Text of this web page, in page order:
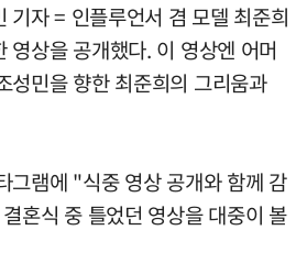
기자 = 인플루언서 겸 모델 최준희
영상을 공개했다. 이 영상엔 어머
성민을 향한 최준희의 그리움과
그램에 "식중 영상 공개와 함께 감
혼식 중 틀었던 영상을 대중이 볼